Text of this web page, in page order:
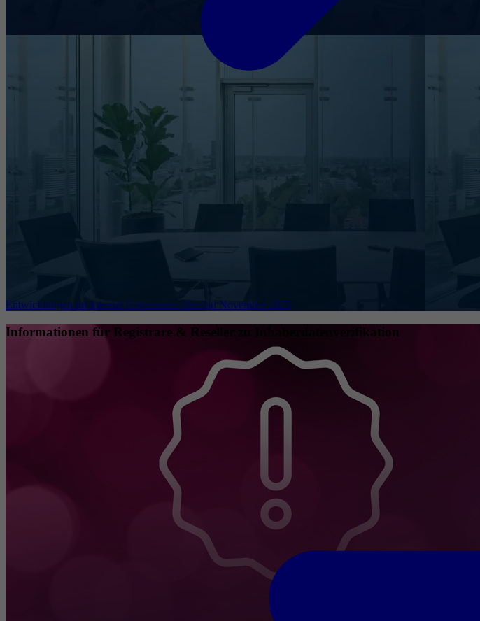
Entwicklungen im Internet Governance Umfeld November 2025
Informationen für Registrare & Reseller zu Inhaberdatenverifikation